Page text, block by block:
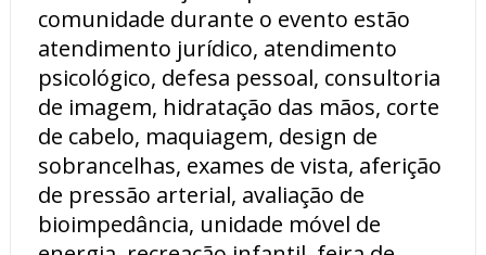
comunidade durante o evento estão
atendimento jurídico, atendimento
psicológico, defesa pessoal, consultoria
de imagem, hidratação das mãos, corte
de cabelo, maquiagem, design de
sobrancelhas, exames de vista, aferição
de pressão arterial, avaliação de
bioimpedância, unidade móvel de